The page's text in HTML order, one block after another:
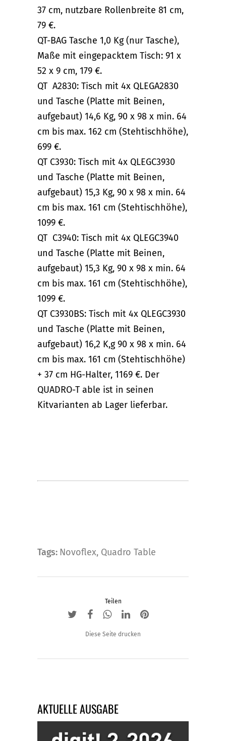
37 cm, nutzbare Rollenbreite 81 cm,
79 €.
QT-BAG Tasche 1,0 Kg (nur Tasche),
Maße mit eingepacktem Tisch: 91 x
52 x 9 cm, 179 €.
QT­ A2830: Tisch mit 4x QLEGA2830
und Tasche (Platte mit Beinen,
aufgebaut) 14,6 Kg, 90 x 98 x min. 64
cm bis max. 162 cm (Stehtischhöhe),
699 €.
QT­ C3930: Tisch mit 4x QLEGC3930
und Tasche (Platte mit Beinen,
aufgebaut) 15,3 Kg, 90 x 98 x min. 64
cm bis max. 161 cm (Stehtischhöhe),
1099 €.
QT­ C3940: Tisch mit 4x QLEGC3940
und Tasche (Platte mit Beinen,
aufgebaut) 15,3 Kg, 90 x 98 x min. 64
cm bis max. 161 cm (Stehtischhöhe),
1099 €.
QT­ C3930BS: Tisch mit 4x QLEGC3930
und Tasche (Platte mit Beinen,
aufgebaut) 16,2 K,g 90 x 98 x min. 64
cm bis max. 161 cm (Stehtischhöhe)
+ 37 cm HG-Halter, 1169 €. Der
QUADRO-T able ist in seinen
Kitvarianten ab Lager lieferbar.
Tags: Novoflex, Quadro Table
Teilen
Diese Seite drucken
AKTUELLE AUSGABE